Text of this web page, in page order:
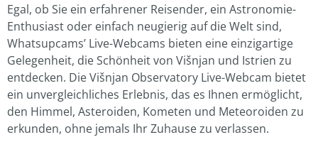
Egal, ob Sie ein erfahrener Reisender, ein Astronomie-
Enthusiast oder einfach neugierig auf die Welt sind,
Whatsupcams’ Live-Webcams bieten eine einzigartige
Gelegenheit, die Schönheit von Višnjan und Istrien zu
entdecken. Die Višnjan Observatory Live-Webcam bietet
ein unvergleichliches Erlebnis, das es Ihnen ermöglicht,
den Himmel, Asteroiden, Kometen und Meteoroiden zu
erkunden, ohne jemals Ihr Zuhause zu verlassen.